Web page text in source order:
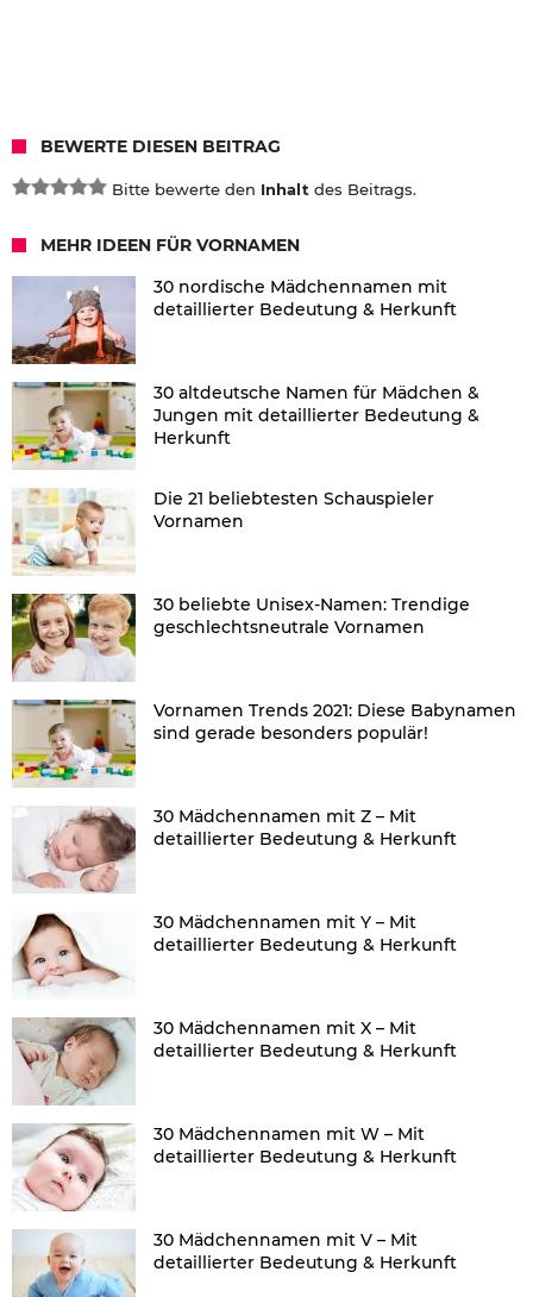
BEWERTE DIESEN BEITRAG
Bitte bewerte den Inhalt des Beitrags.
MEHR IDEEN FÜR VORNAMEN
30 nordische Mädchennamen mit
detaillierter Bedeutung & Herkunft
30 altdeutsche Namen für Mädchen &
Jungen mit detaillierter Bedeutung &
Herkunft
Die 21 beliebtesten Schauspieler
Vornamen
30 beliebte Unisex-Namen: Trendige
geschlechtsneutrale Vornamen
Vornamen Trends 2021: Diese Babynamen
sind gerade besonders populär!
30 Mädchennamen mit Z – Mit
detaillierter Bedeutung & Herkunft
30 Mädchennamen mit Y – Mit
detaillierter Bedeutung & Herkunft
30 Mädchennamen mit X – Mit
detaillierter Bedeutung & Herkunft
30 Mädchennamen mit W – Mit
detaillierter Bedeutung & Herkunft
30 Mädchennamen mit V – Mit
detaillierter Bedeutung & Herkunft